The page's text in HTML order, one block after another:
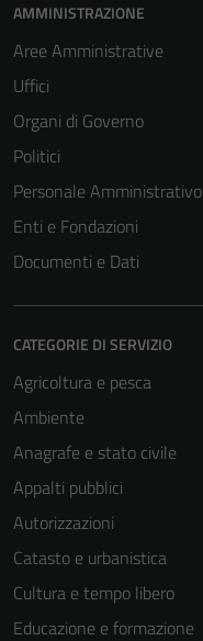
AMMINISTRAZIONE
Aree Amministrative
Uffici
Organi di Governo
Politici
Personale Amministrativo
Enti e Fondazioni
Documenti e Dati
CATEGORIE DI SERVIZIO
Agricoltura e pesca
Ambiente
Anagrafe e stato civile
Appalti pubblici
Autorizzazioni
Catasto e urbanistica
Cultura e tempo libero
Educazione e formazione